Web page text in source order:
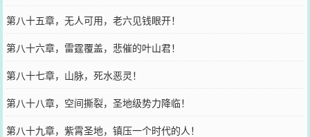
第八十五章，无人可用，老六见钱眼开！
第八十六章，雷霆覆盖，悲催的叶山君！
第八十七章，山脉，死水恶灵！
第八十八章，空间撕裂，圣地级势力降临！
第八十九章，紫霄圣地，镇压一个时代的人！